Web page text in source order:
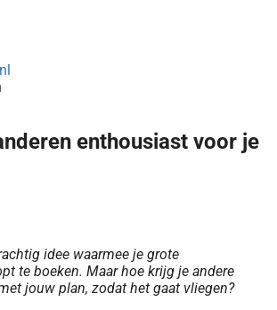
enthousiast voor je
idee waarmee je grote
te boeken. Maar hoe krijg je andere
jouw plan, zodat het gaat vliegen?